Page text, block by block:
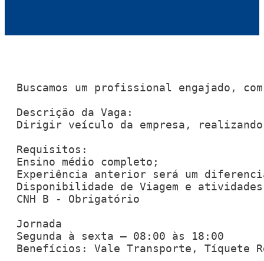
Buscamos um profissional engajado,
Descrição da Vaga:
Dirigir veículo da empresa,
Requisitos:
Ensino médio completo;
Experiência anterior será um
Disponibilidade de Viagem e
CNH B - Obrigatório
Jornada
Segunda à sexta – 08:00 às 18:00
Benefícios: Vale Transporte, Tíquete